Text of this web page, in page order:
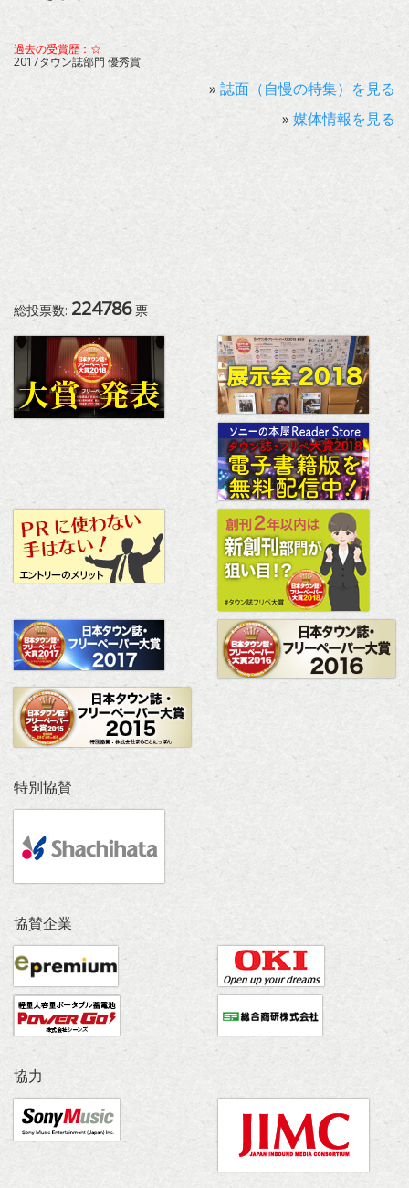
過去の受賞歴：☆
2017タウン誌部門 優秀賞
» 誌面（自慢の特集）を見る
» 媒体情報を見る
総投票数: 224786票
特別協賛
協賛企業
協力